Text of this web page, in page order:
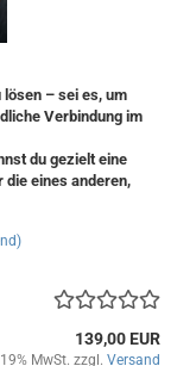
– sei es, um
Verbindung im
du gezielt eine
die eines anderen,
139,00 EUR
MwSt. zzgl. Versand